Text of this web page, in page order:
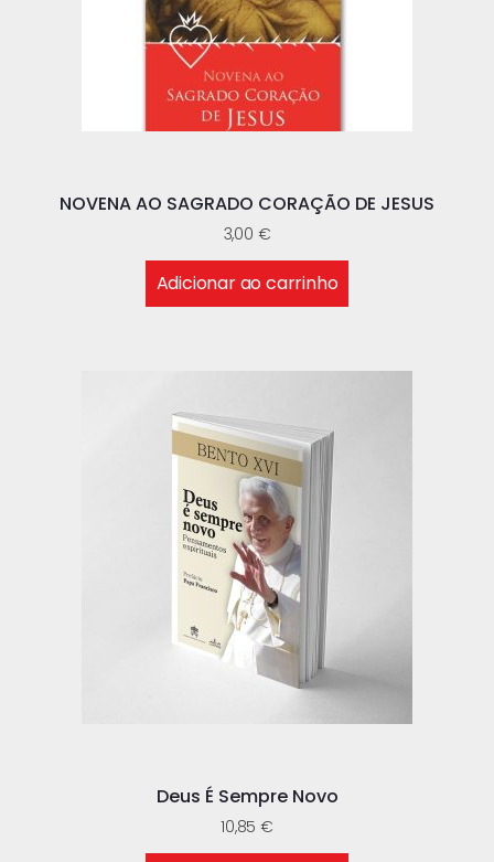
NOVENA AO SAGRADO CORAÇÃO DE JESUS
3,00 €
Adicionar ao carrinho
Deus É Sempre Novo
10,85 €